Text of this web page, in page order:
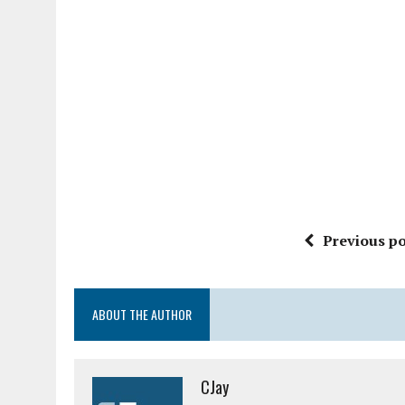
Previous
ABOUT THE AUTHOR
CJay